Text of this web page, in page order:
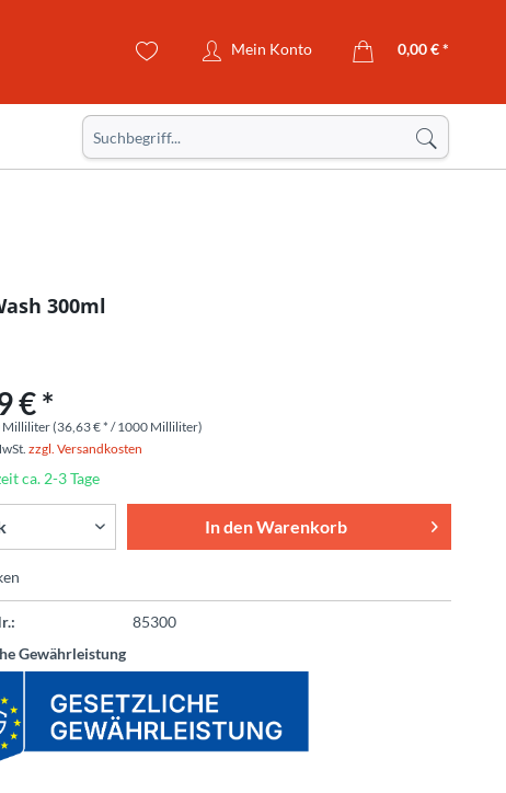
Mein Konto 0,00 € *
300ml
€ *
Milliliter (36,63 € * / 1000 Milliliter)
zzgl. Versandkosten
ca. 2-3 Tage
In denWarenkorb
85300
Gewährleistung